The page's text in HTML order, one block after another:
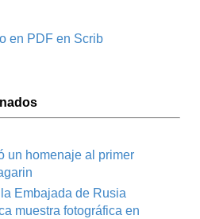
en PDF en Scrib
un homenaje al primer
Embajada de Rusia
muestra fotográfica en